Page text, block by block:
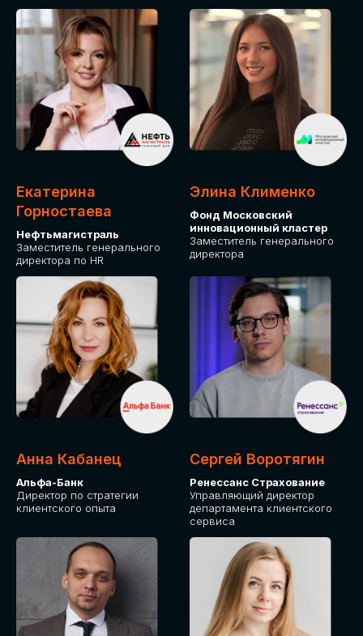
Екатерина
Горностаева
Нефтьмагистраль
Заместитель генерального
директора по HR
Элина Клименко
Фонд Московский
инновационный кластер
Заместитель генерального
директора
Анна Кабанец
Альфа-Банк
Директор по стратегии
клиентского опыта
Сергей Воротягин
Ренессанс Страхование
Управляющий директор
департамента клиентского
сервиса
Приглашаем стать партнером GLOBAL
TECH FORUM и презентовать ваши
решения целевой аудитории. Будем
рады сотрудничеству!
СТАНЬТЕ
ЭКСПОНЕНТОМ
ПОДАТЬ ЗАЯВКУ
IT Solutions for Business
СТОИМОСТЬ
УЧАСТИЯ